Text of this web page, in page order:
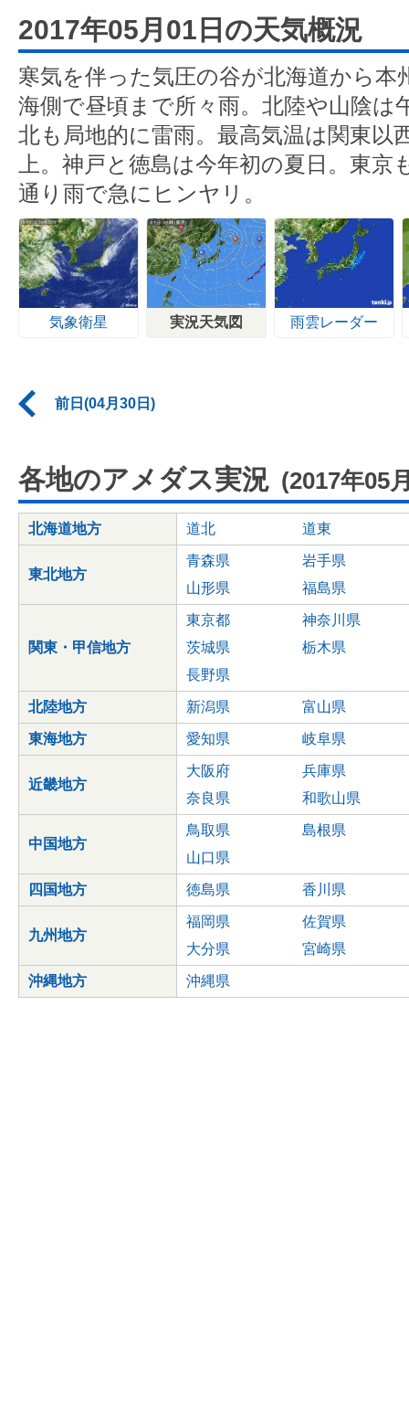
2017年05月01日の天気概況
寒気を伴った気圧の谷が北海道から本
海側で昼頃まで所々雨。北陸や山陰は
北も局地的に雷雨。最高気温は関東以
上。神戸と徳島は今年初の夏日。東
通り雨で急にヒンヤリ。
気象衛星 実況天気図 雨雲レーダー
前日(04月30日)
各地のアメダス実況 (2017年05
北海道地方 道北 道東
東北地方
青森県
岩手県
山形県
福島県
関東・甲信地方
東京都
神奈川県
茨城県
栃木県
長野県
北陸地方 新潟県 富山県
東海地方 愛知県 岐阜県
近畿地方
大阪府
兵庫県
奈良県
和歌山県
中国地方
鳥取県
島根県
山口県
四国地方 徳島県 香川県
九州地方
福岡県
佐賀県
大分県
宮崎県
沖縄地方 沖縄県